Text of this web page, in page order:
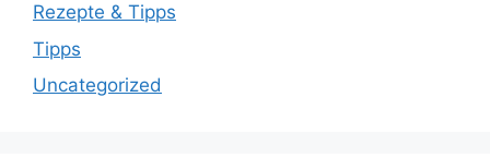
Rezepte & Tipps
Tipps
Uncategorized